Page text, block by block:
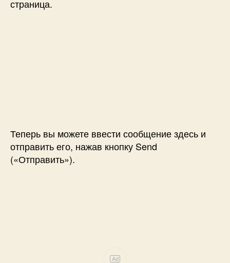
страница.
Теперь вы можете ввести сообщение здесь и
отправить его, нажав кнопку Send
(«Отправить»).
Ad